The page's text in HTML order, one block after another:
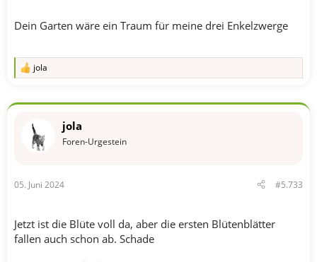
Dein Garten wäre ein Traum für meine drei Enkelzwerge
R
k
:
jola
jola
Foren-Urgestein
05. Juni 2024 #5.733
Jetzt ist die Blüte voll da, aber die ersten Blütenblätter
fallen auch schon ab. Schade